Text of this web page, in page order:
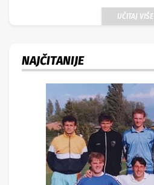
UČITAJ VIŠE
NAJČITANIJE